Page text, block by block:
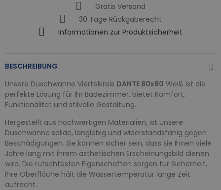
Gratis Versand
30 Tage Rückgaberecht
Informationen zur Produktsicherheit
BESCHREIBUNG
Unsere Duschwanne Viertelkreis DANTE 80x80 Weiß ist die
perfekte Lösung für Ihr Badezimmer, bietet Komfort,
Funktionalität und stilvolle Gestaltung.
Hergestellt aus hochwertigen Materialien, ist unsere
Duschwanne solide, langlebig und widerstandsfähig gegen
Beschädigungen. Sie können sicher sein, dass sie Ihnen viele
Jahre lang mit ihrem ästhetischen Erscheinungsbild dienen
wird. Die rutschfesten Eigenschaften sorgen für Sicherheit,
ihre Oberfläche hält die Wassertemperatur lange Zeit
aufrecht.